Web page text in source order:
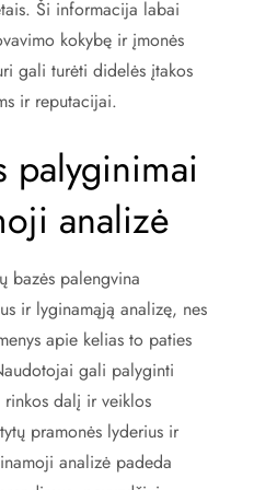
Ši informacija labai
kokybę ir įmonės
gali turėti didelės įtakos
ir reputacijai.
palyginimai
analizė
bazės palengvina
ir lyginamąją analizę, nes
apie kelias to paties
gali palyginti
dalį ir veiklos
pramonės lyderius ir
analizė padeda